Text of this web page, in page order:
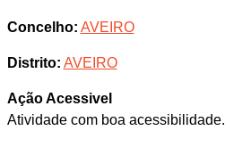
Concelho: AVEIRO
Distrito: AVEIRO
Ação Acessivel
Atividade com boa acessibilidade.